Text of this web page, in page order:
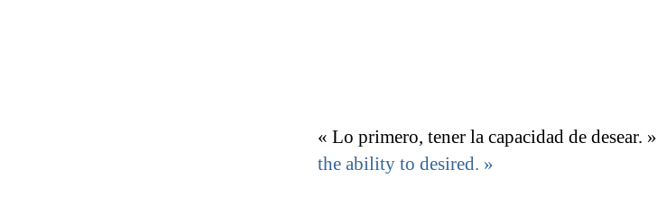
« Lo primero, tener la capacidad de desear. »
the ability to desired. »